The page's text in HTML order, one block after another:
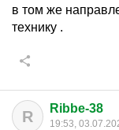
в том же
технику .
R Ribbe-38
19:53,